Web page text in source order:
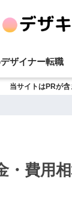
ザイナー転職
当サイトはPRが含
・費用